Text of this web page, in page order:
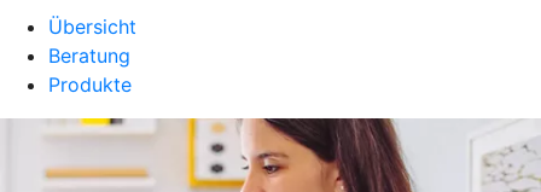
Übersicht
Beratung
Produkte